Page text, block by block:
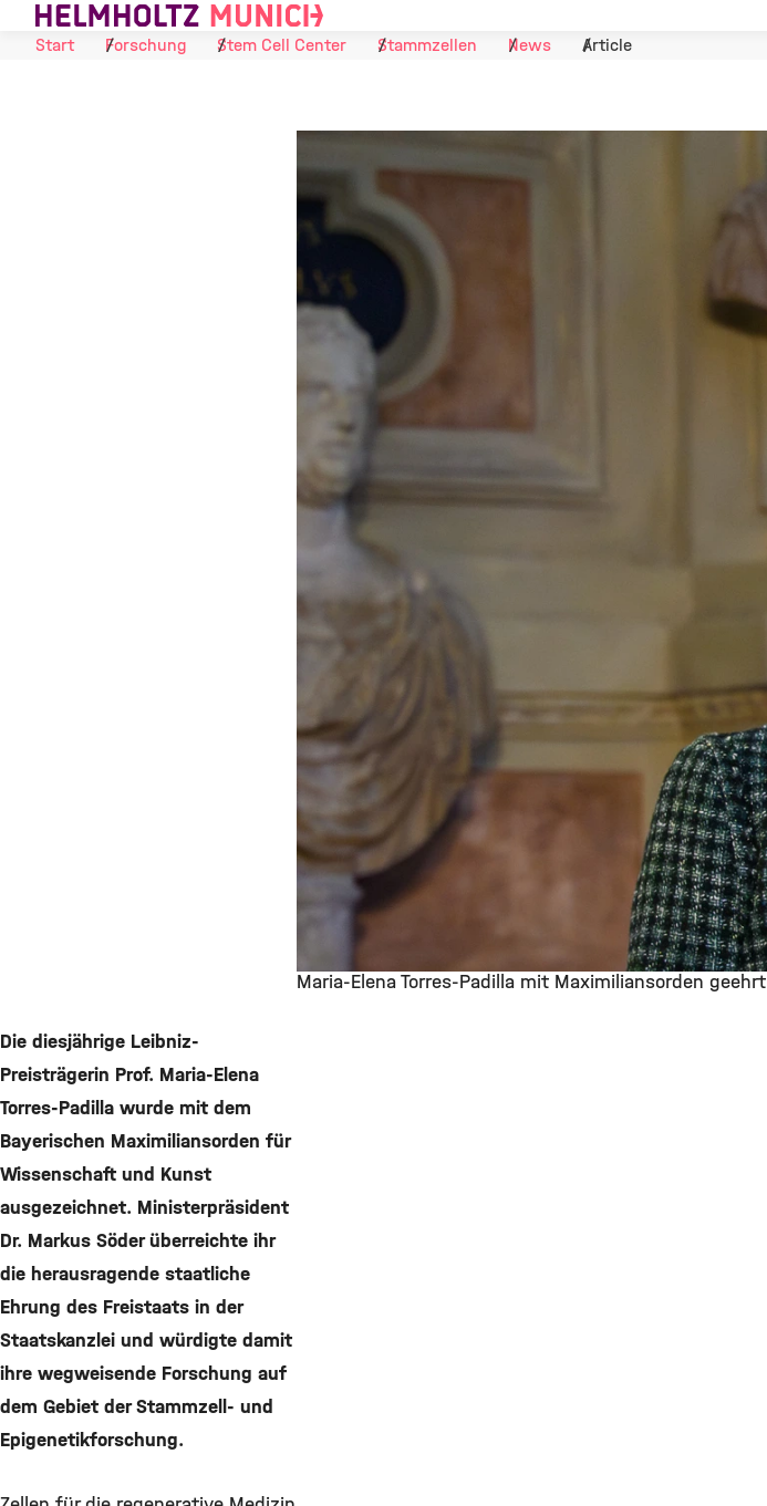
Skip to Content
Start
Forschung Stem Cell Center Stammzellen News Article
Maria-Elena Torres-Padilla mit Maximiliansorden geehrt
Die diesjährige Leibniz-
Preisträgerin Prof. Maria-Elena
Torres-Padilla wurde mit dem
Bayerischen Maximiliansorden für
Wissenschaft und Kunst
ausgezeichnet. Ministerpräsident
Dr. Markus Söder überreichte ihr
die herausragende staatliche
Ehrung des Freistaats in der
Staatskanzlei und würdigte damit
ihre wegweisende Forschung auf
dem Gebiet der Stammzell- und
Epigenetikforschung.